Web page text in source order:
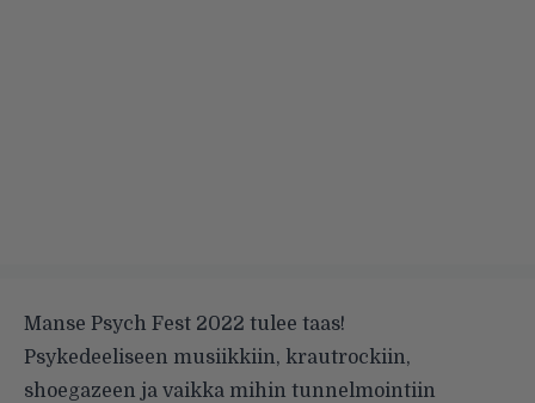
Manse Psych Fest 2022 tulee taas!
Psykedeeliseen musiikkiin, krautrockiin,
shoegazeen ja vaikka mihin tunnelmointiin